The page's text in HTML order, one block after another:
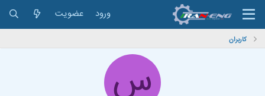
ورود عضویت
کاربران
س